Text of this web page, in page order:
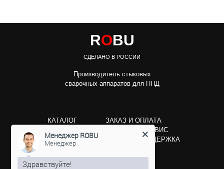
ROBU
СДЕЛАНО В РОССИИ
Производитель стыковых
сварочных аппаратов для ПНД
КАТАЛОГ
ДИЛЕРАМ
ЗАКАЗ И ОПЛАТА
ГАРАНТИЯ И СЕРВИС
ТЕХНИЧЕСКАЯ ПОДДЕРЖКА
Менеджер ROBU
Менеджер
Здравствуйте!